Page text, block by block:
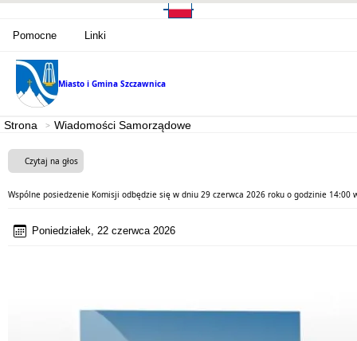
Pomocne Linki
Miasto i Gmina Szczawnica
Strona Wiadomości Samorządowe
Czytaj na głos
Wspólne posiedzenie Komisji odbędzie się w dniu 29 czerwca 2026 roku o godzinie 14:00
Poniedziałek, 22 czerwca 2026